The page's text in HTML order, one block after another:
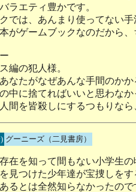
ラエティ豊かです。
では、あんまり使ってない
がゲームブックなのだから
編の犯人様。
なたがなぜあんな手間のか
中に捨てればいいと思わな
間を皆殺しにするつもりな
グーニーズ（二見書房）
在を知って間もない小学生
見つけた少年達が宝捜しを
るとは全然知らなかったの